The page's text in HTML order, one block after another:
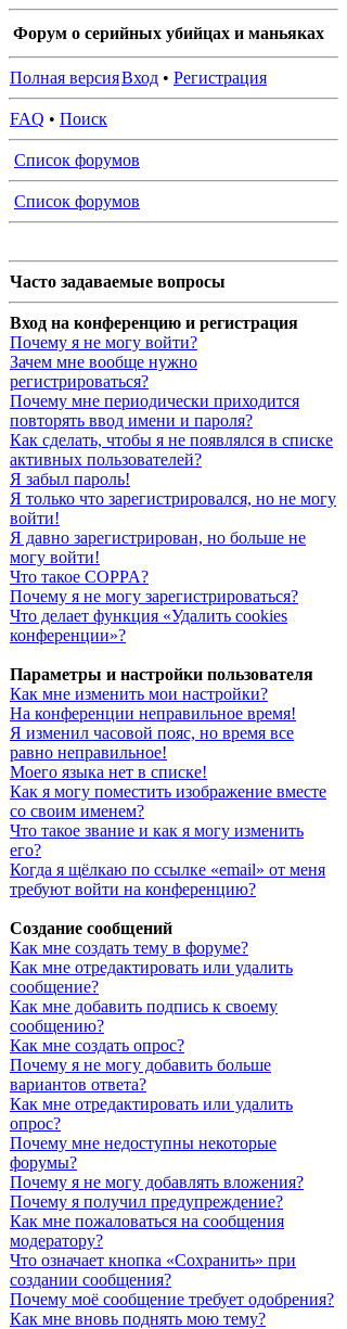
Форум о серийных убийцах и маньяках
Полная версияВход • Регистрация
FAQ • Поиск
Список форумов
Список форумов
Часто задаваемые вопросы
Вход на конференцию и регистрация
Почему я не могу войти?
Зачем мне вообще нужно
регистрироваться?
Почему мне периодически приходится
повторять ввод имени и пароля?
Как сделать, чтобы я не появлялся в списке
активных пользователей?
Я забыл пароль!
Я только что зарегистрировался, но не могу
войти!
Я давно зарегистрирован, но больше не
могу войти!
Что такое COPPA?
Почему я не могу зарегистрироваться?
Что делает функция «Удалить cookies
конференции»?
Параметры и настройки пользователя
Как мне изменить мои настройки?
На конференции неправильное время!
Я изменил часовой пояс, но время все
равно неправильное!
Моего языка нет в списке!
Как я могу поместить изображение вместе
со своим именем?
Что такое звание и как я могу изменить
его?
Когда я щёлкаю по ссылке «email» от меня
требуют войти на конференцию?
Создание сообщений
Как мне создать тему в форуме?
Как мне отредактировать или удалить
сообщение?
Как мне добавить подпись к своему
сообщению?
Как мне создать опрос?
Почему я не могу добавить больше
вариантов ответа?
Как мне отредактировать или удалить
опрос?
Почему мне недоступны некоторые
форумы?
Почему я не могу добавлять вложения?
Почему я получил предупреждение?
Как мне пожаловаться на сообщения
модератору?
Что означает кнопка «Сохранить» при
создании сообщения?
Почему моё сообщение требует одобрения?
Как мне вновь поднять мою тему?